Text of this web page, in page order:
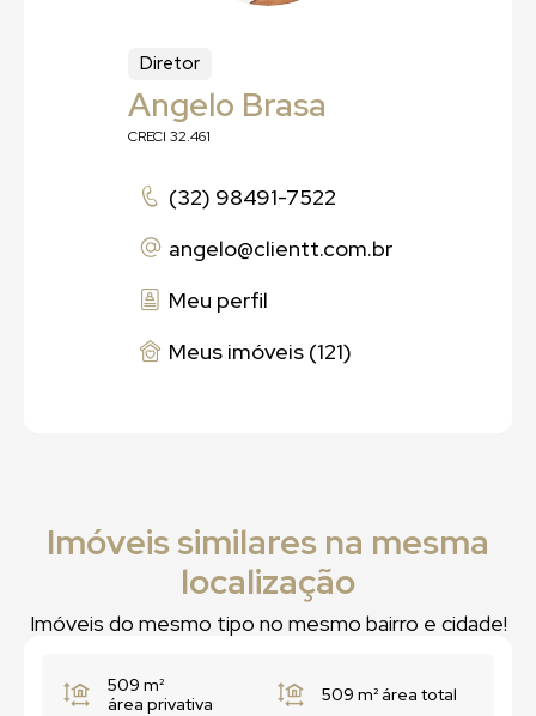
Diretor
Angelo Brasa
CRECI 32.461
(32) 98491-7522
angelo@clientt.com.br
Meu perfil
Meus imóveis (121)
Imóveis similares na mesma
localização
Imóveis do mesmo tipo no mesmo bairro e cidade!
509 m²
área privativa
509 m²área total